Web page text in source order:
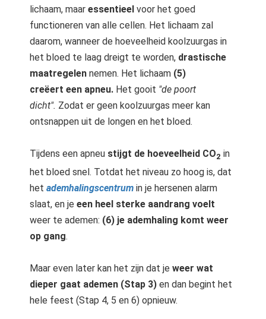
lichaam, maar essentieel voor het goed
functioneren van alle cellen. Het lichaam zal
daarom, wanneer de hoeveelheid koolzuurgas in
het bloed te laag dreigt te worden, drastische
maatregelen nemen. Het lichaam (5)
creëert een apneu. Het gooit "de poort
dicht". Zodat er geen koolzuurgas meer kan
ontsnappen uit de longen en het bloed.
Tijdens een apneu stijgt de hoeveelheid CO2 in
het bloed snel. Totdat het niveau zo hoog is, dat
het ademhalingscentrum in je hersenen alarm
slaat, en je een heel sterke aandrang voelt
weer te ademen: (6) je ademhaling komt weer
op gang.
Maar even later kan het zijn dat je weer wat
dieper gaat ademen (Stap 3) en dan begint het
hele feest (Stap 4, 5 en 6) opnieuw.